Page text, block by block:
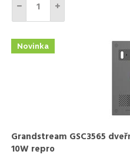
Grandstream GSC3565
10W repro
Novinka